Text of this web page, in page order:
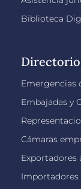
Biblioteca
Emergencias
Embajadas y
Cámaras
Exportadores
Importadores